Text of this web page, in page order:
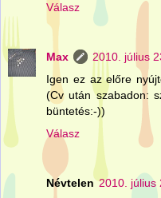
Válasz
Max
2010. július
Igen ez az előre
(Cv után szabadon:
büntetés:-))
Válasz
Névtelen 2010. július